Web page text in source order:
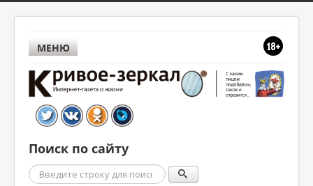
МЕНЮ
Поиск по сайту
Поиск